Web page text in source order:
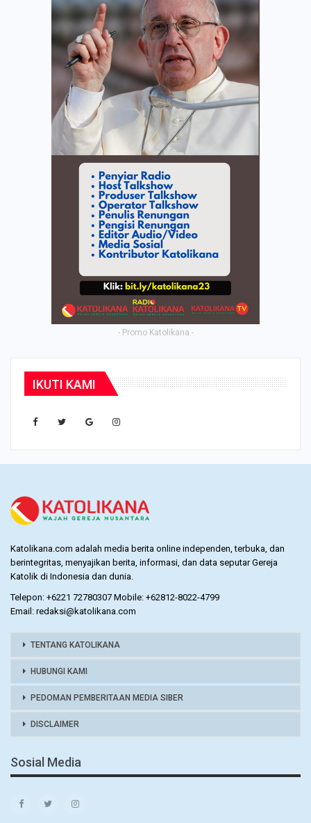
- Promo Katolikana -
IKUTI KAMI
Katolikana.com adalah media berita online independen, terbuka, dan
berintegritas, menyajikan berita, informasi, dan data seputar Gereja
Katolik di Indonesia dan dunia.
Telepon: +6221 72780307 Mobile: +62812-8022-4799
Email: redaksi@katolikana.com
TENTANG KATOLIKANA
HUBUNGI KAMI
PEDOMAN PEMBERITAAN MEDIA SIBER
DISCLAIMER
Sosial Media